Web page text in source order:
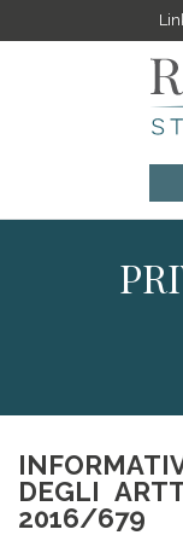
DEGLI
2016/679